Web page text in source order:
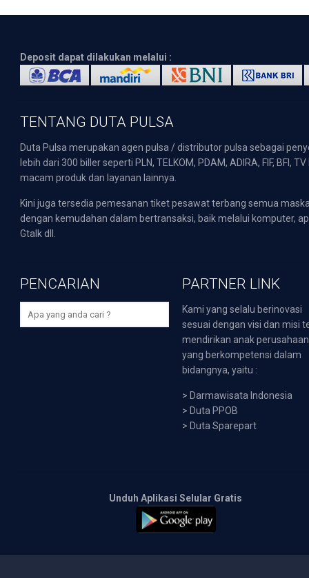
Deposit dapat dilakukan melalui :
TENTANG DUTA PULSA
Duta Pulsa merupakan agen pulsa / distributor pulsa sebagai
lebih dari 300 biller seperti PLN, TELKOM, PDAM, ADIRA, FIF,
macam produk dan layanan lainnya.
Kini juga tersedia pemesanan tiket pesawat terbang semua
dengan kemudahan dalam bertransaksi, baik melalui komputer,
Gtalk dll.
PENCARIAN PARTNER LINK
Kami yang selalu berinovasi
sesuai dengan visi dan misi
mendirikan anak perusahaan
yang berkompetensi dalam
bidangnya, yaitu :
> Darmawisata Indonesia
> Duta PPOB
> Duta Sparepart
Unduh Aplikasi Selular Gratis